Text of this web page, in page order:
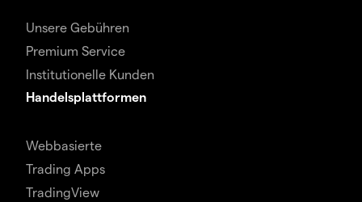
Unsere Gebühren
Premium Service
Institutionelle Kunden
Handelsplattformen
Webbasierte
Trading Apps
TradingView